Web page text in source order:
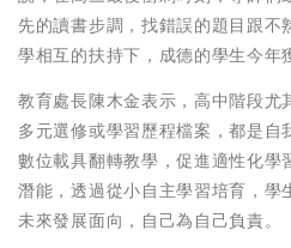
先的讀書步調，找錯誤的題目跟不
學相互的扶持下，成德的學生今年
教育處長陳木金表示，高中階段尤
多元選修或學習歷程檔案，都是自
數位載具翻轉教學，促進適性化學
潛能，透過從小自主學習培育，學
未來發展面向，自己為自己負責。